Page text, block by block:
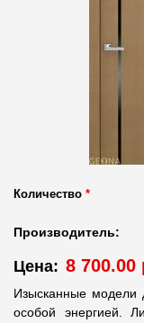
Количество *
Производитель:
Цена: 8 700.00
Изысканные модели
особой энергией.